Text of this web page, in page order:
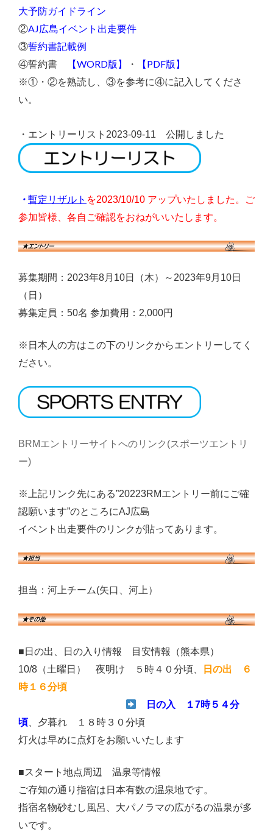
大予防ガイドライン
②AJ広島イベント出走要件
③誓約書記載例
④誓約書 【WORD版】 ・ 【PDF版】
※①・②を熟読し、③を参考に④に記入してくださ
い。
・エントリーリスト2023-09-11 公開しました
・ 暫定リザルト を2023/10/10 アップいたしました。ご
参加皆様、各自ご確認をおねがいいたします。
募集期間：2023年8月10日（木）～2023年9月10日
（日）
募集定員：50名 参加費用：2,000円
※日本人の方はこの下のリンクからエントリーしてく
ださい。
BRMエントリーサイトへのリンク(スポーツエントリ
ー)
※上記リンク先にある”20223RMエントリー前にご確
認願います”のところにAJ広島
イベント出走要件のリンクが貼ってあります。
担当：河上チーム(矢口、河上）
■日の出、日の入り情報 目安情報（熊本県）
10/8（土曜日） 夜明け ５時４０分頃、
日の出 ６
時１６分頃
日の入 １7時５４分
頃 、夕暮れ １８時３０分頃
灯火は早めに点灯をお願いいたします
■スタート地点周辺 温泉等情報
ご存知の通り指宿は日本有数の温泉地です。
指宿名物砂むし風呂、大パノラマの広がるの温泉が多
いです。